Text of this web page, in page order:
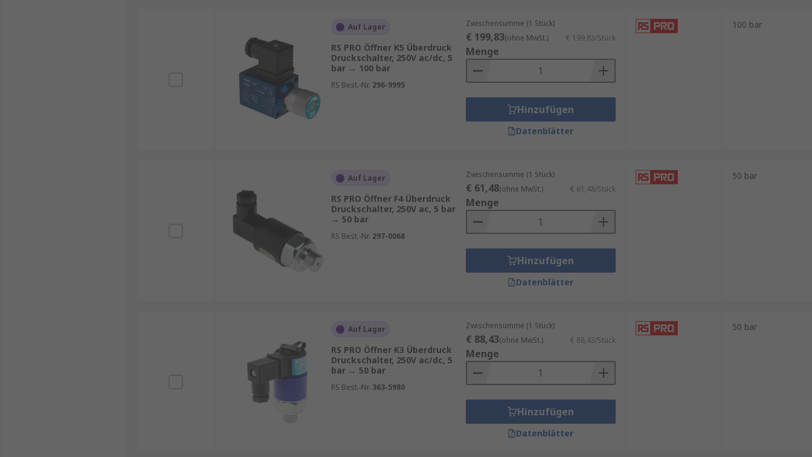
Auf Lager
RS PRO Öffner K5 Überdruck
Druckschalter, 250V ac/dc, 5
bar → 100 bar
RS Best.-Nr. 296-9995
Zwischensumme (1 Stück)
€ 199,83(ohne MwSt.) € 199,83/Stück
Menge
Hinzufügen
Datenblätter
100 bar
Auf Lager
RS PRO Öffner F4 Überdruck
Druckschalter, 250V ac, 5 bar
→ 50 bar
RS Best.-Nr. 297-0068
Zwischensumme (1 Stück)
€ 61,48(ohne MwSt.) € 61,48/Stück
Menge
Hinzufügen
Datenblätter
50 bar
Auf Lager
RS PRO Öffner K3 Überdruck
Druckschalter, 250V ac/dc, 5
bar → 50 bar
RS Best.-Nr. 363-5980
Zwischensumme (1 Stück)
€ 88,43(ohne MwSt.) € 88,43/Stück
Menge
Hinzufügen
Datenblätter
50 bar